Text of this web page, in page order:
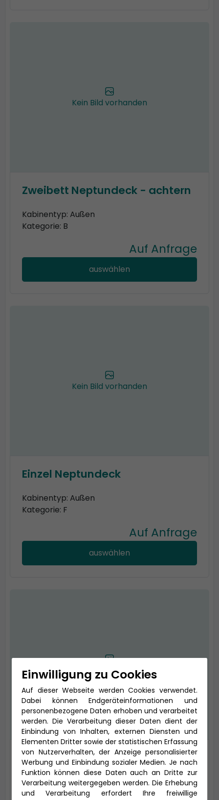
Kein Bild vorhanden
Zweibett Neptundeck - achtern
Kabinentyp: Außen
Kategorie: B
Auf Anfrage
auswählen
Kein Bild vorhanden
Einzel Neptundeck
Kabinentyp: Außen
Kategorie: F
Auf Anfrage
auswählen
Kein Bild vorhanden
Einzel Saturndeck (franz.
Balkon)
Kabinentyp: Außen
Einwilligung zu Cookies
Auf dieser Webseite werden Cookies verwendet.
Dabei können Endgeräteinformationen und
personenbezogene Daten erhoben und verarbeitet
werden. Die Verarbeitung dieser Daten dient der
Einbindung von Inhalten, externen Diensten und
Elementen Dritter sowie der statistischen Erfassung
von Nutzerverhalten, der Anzeige personalisierter
Werbung und Einbindung sozialer Medien. Je nach
Funktion können diese Daten auch an Dritte zur
Verarbeitung weitergegeben werden. Die Erhebung
und Verarbeitung erfordert Ihre freiwillige